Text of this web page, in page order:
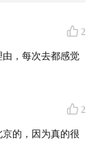
2
，每次去都感觉
2
的，因为真的很